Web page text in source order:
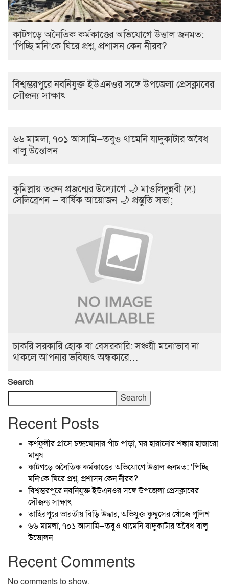
কাটগড়ে অনৈতিক কর্মকাণ্ডের অভিযোগে উত্তাল জনমত:
‘পিচ্ছি মনি’কে ঘিরে প্রশ্ন, প্রশাসন কেন নীরব?
বিশ্বম্ভরপুরে নবনিযুক্ত ইউএনওর সঙ্গে উপজেলা প্রেসক্লাবের
সৌজন্য সাক্ষাৎ
৬৬ মামলা, ৭০১ আসামি—তবুও থামেনি যাদুকাটার অবৈধ
বালু উত্তোলন
কুমিল্লায় তরুন প্রজন্মের উদ্যোগে 🌙 মাওলিদুন্নবী (দ.)
সেলিব্রেশন — বার্ষিক আয়োজন 🌙 প্রস্তুতি সভা;
চাকরি সরকারি হোক বা বেসরকারি: সঞ্চয়ী মনোভাব না
থাকলে আপনার ভবিষ্যৎ অন্ধকারে…
Search
Search
Recent Posts
কর্ণফুলীর গ্রাসে চন্দ্রঘোনার পাঁচ পাড়া, ঘর হারানোর শঙ্কায় হাজারো
মানুষ
কাটগড়ে অনৈতিক কর্মকাণ্ডের অভিযোগে উত্তাল জনমত: ‘পিচ্ছি
মনি’কে ঘিরে প্রশ্ন, প্রশাসন কেন নীরব?
বিশ্বম্ভরপুরে নবনিযুক্ত ইউএনওর সঙ্গে উপজেলা প্রেসক্লাবের
সৌজন্য সাক্ষাৎ
তাহিরপুরে ভারতীয় বিড়ি উদ্ধার, অভিযুক্ত কুদ্দুসের খোঁজে পুলিশ
৬৬ মামলা, ৭০১ আসামি—তবুও থামেনি যাদুকাটার অবৈধ বালু
উত্তোলন
Recent Comments
No comments to show.